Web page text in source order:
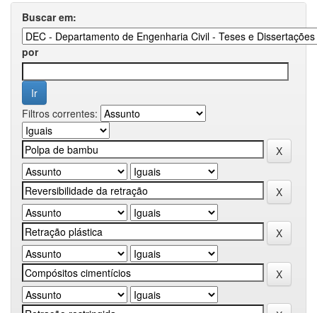
Buscar em:
por
Filtros correntes: